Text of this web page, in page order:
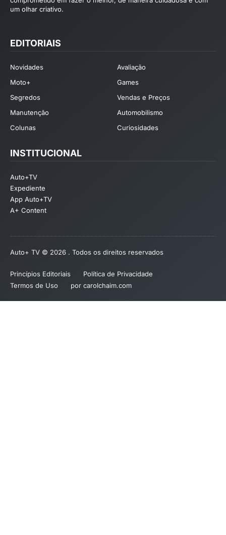
um olhar criativo.
EDITORIAIS
Novidades
Avaliação
Moto+
Games
Segredos
Vendas e Preços
Manutenção
Automobilismo
Colunas
Curiosidades
INSTITUCIONAL
Auto+TV
Expediente
App Auto+TV
A+ Content
Auto+ TV © 2026 . Todos os direitos reservados
Princípios Editoriais
Política de Privacidade
Termos de Uso
por carolchaim.com